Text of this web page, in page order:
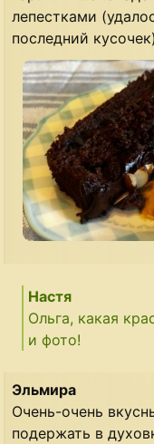
лепестками
последний кусочек)
Настя
Ольга, какая
и фото!
Эльмира
Очень-очень
подержать в